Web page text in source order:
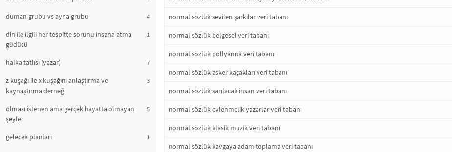
duman grubu vs ayna grubu 4
din ile ilgili her tespitte sorunu insana atma
güdüsü
1
halka tatlısı (yazar) 7
z kuşağı ile x kuşağını anlaştırma ve
kaynaştırma derneği
3
olması istenen ama gerçek hayatta olmayan
şeyler
5
gelecek planları 1
normal sözlük sevilen şarkılar veri tabanı
normal sözlük belgesel veri tabanı
normal sözlük pollyanna veri tabanı
normal sözlük asker kaçakları veri tabanı
normal sözlük sarılacak insan veri tabanı
normal sözlük evlenmelik yazarlar veri tabanı
normal sözlük klasik müzik veri tabanı
normal sözlük kavgaya adam toplama veri tabanı